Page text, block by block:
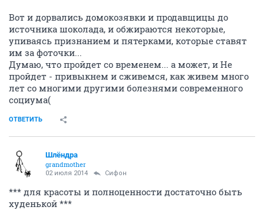
Вот и дорвались домокозявки и продавщицы до
источника шоколада, и обжираются некоторые,
упиваясь признанием и пятерками, которые ставят
им за фоточки...
Думаю, что пройдет со временем... а может, и Не
пройдет - привыкнем и сживемся, как живем много
лет со многими другими болезнями современного
социума(
ОТВЕТИТЬ
Шлёндра
grandmother
02 июля 2014 Сифон
*** для красоты и полноценности достаточно быть
худенькой ***